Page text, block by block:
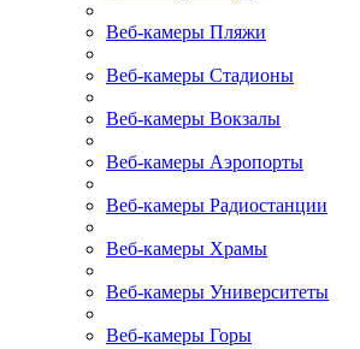
Веб-камеры Пляжи
Веб-камеры Стадионы
Веб-камеры Вокзалы
Веб-камеры Аэропорты
Веб-камеры Радиостанции
Веб-камеры Храмы
Веб-камеры Университеты
Веб-камеры Горы